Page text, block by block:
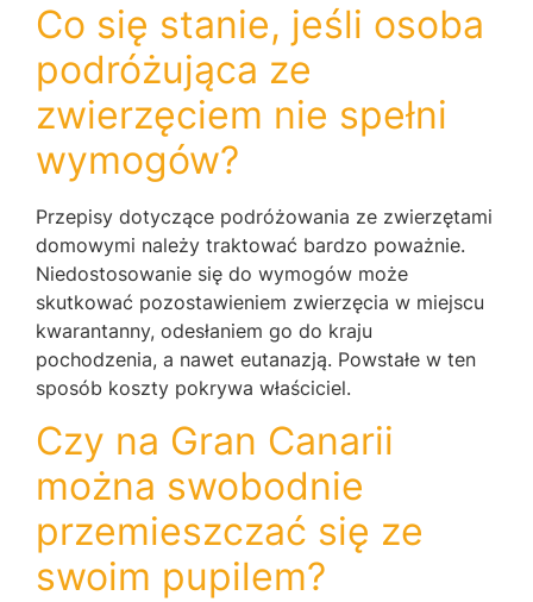
Co się stanie, jeśli osoba
podróżująca ze
zwierzęciem nie spełni
wymogów?
Przepisy dotyczące podróżowania ze zwierzętami
domowymi należy traktować bardzo poważnie.
Niedostosowanie się do wymogów może
skutkować pozostawieniem zwierzęcia w miejscu
kwarantanny, odesłaniem go do kraju
pochodzenia, a nawet eutanazją. Powstałe w ten
sposób koszty pokrywa właściciel.
Czy na Gran Canarii
można swobodnie
przemieszczać się ze
swoim pupilem?